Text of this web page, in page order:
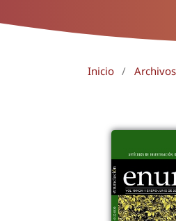
Inicio / Archivos